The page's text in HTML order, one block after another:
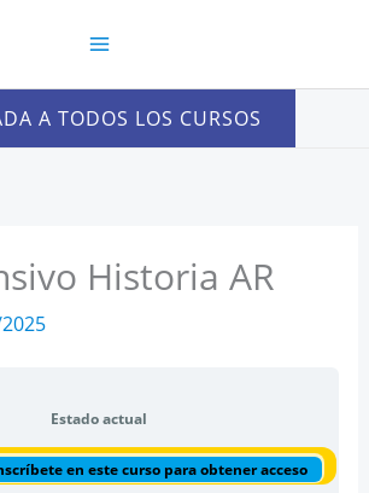
A TODOS LOS CURSOS
Historia AR
Estado actual
en este curso para obtener acceso